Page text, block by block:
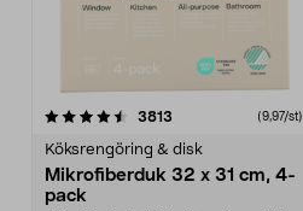
3813 (9,97/st)
Köksrengöring & disk
Mikrofiberduk 32 x 31 cm, 4-
pack
4.0av 5 stjärnor